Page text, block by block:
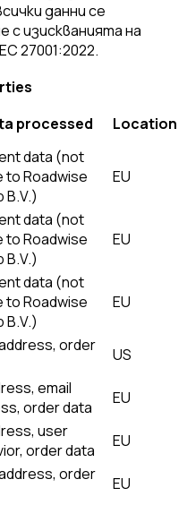
данни се
изискванията на
27001:2022.
processed Location
data (not
to Roadwise
B.V.)
EU
data (not
to Roadwise
B.V.)
EU
data (not
to Roadwise
B.V.)
EU
order
US
email
order data
EU
user
order data
EU
order
EU